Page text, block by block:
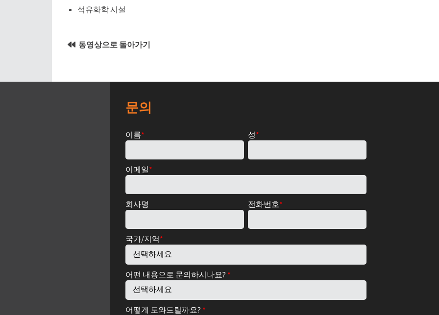
석유화학 시설
동영상으로 돌아가기
문의
이름* 성*
이메일*
회사명 전화번호*
국가/지역*
어떤 내용으로 문의하시나요? *
어떻게 도와드릴까요? *